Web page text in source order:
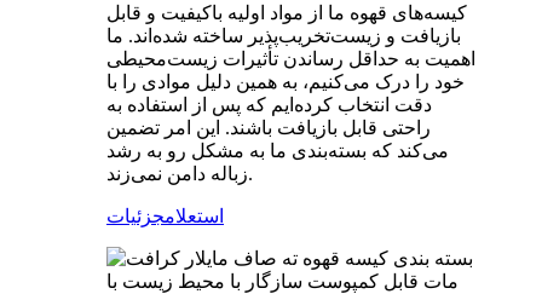
کیسه‌های قهوه ما از مواد اولیه باکیفیت و قابل
بازیافت و زیست‌تخریب‌پذیر ساخته شده‌اند. ما
اهمیت به حداقل رساندن تأثیرات زیست‌محیطی
خود را درک می‌کنیم، به همین دلیل موادی را با
دقت انتخاب کرده‌ایم که پس از استفاده به
راحتی قابل بازیافت باشند. این امر تضمین
می‌کند که بسته‌بندی ما به مشکل رو به رشد
زباله دامن نمی‌زند.
استعلامجزئیات